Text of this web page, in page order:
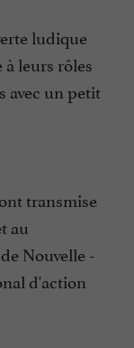
ludique
leurs rôles
avec un petit
transmise
au
Nouvelle -
d'action